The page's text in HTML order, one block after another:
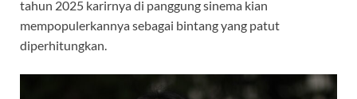
tahun 2025 karirnya di panggung sinema kian
mempopulerkannya sebagai bintang yang patut
diperhitungkan.